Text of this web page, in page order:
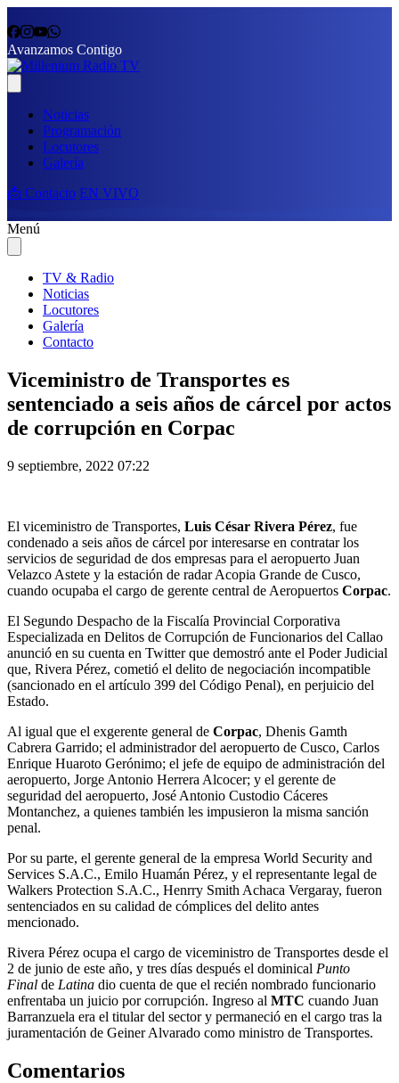
Avanzamos Contigo
Noticias
Programación
Locutores
Galería
📩 Contacto EN VIVO
Menú
TV & Radio
Noticias
Locutores
Galería
Contacto
Viceministro de Transportes es
sentenciado a seis años de cárcel por actos
de corrupción en Corpac
9 septiembre, 2022 07:22
El viceministro de Transportes, Luis César Rivera Pérez, fue
condenado a seis años de cárcel por interesarse en contratar los
servicios de seguridad de dos empresas para el aeropuerto Juan
Velazco Astete y la estación de radar Acopia Grande de Cusco,
cuando ocupaba el cargo de gerente central de Aeropuertos Corpac.
El Segundo Despacho de la Fiscalía Provincial Corporativa
Especializada en Delitos de Corrupción de Funcionarios del Callao
anunció en su cuenta en Twitter que demostró ante el Poder Judicial
que, Rivera Pérez, cometió el delito de negociación incompatible
(sancionado en el artículo 399 del Código Penal), en perjuicio del
Estado.
Al igual que el exgerente general de Corpac, Dhenis Gamth
Cabrera Garrido; el administrador del aeropuerto de Cusco, Carlos
Enrique Huaroto Gerónimo; el jefe de equipo de administración del
aeropuerto, Jorge Antonio Herrera Alcocer; y el gerente de
seguridad del aeropuerto, José Antonio Custodio Cáceres
Montanchez, a quienes también les impusieron la misma sanción
penal.
Por su parte, el gerente general de la empresa World Security and
Services S.A.C., Emilo Huamán Pérez, y el representante legal de
Walkers Protection S.A.C., Henrry Smith Achaca Vergaray, fueron
sentenciados en su calidad de cómplices del delito antes
mencionado.
Rivera Pérez ocupa el cargo de viceministro de Transportes desde el
2 de junio de este año, y tres días después el dominical Punto
Final de Latina dio cuenta de que el recién nombrado funcionario
enfrentaba un juicio por corrupción. Ingreso al MTC cuando Juan
Barranzuela era el titular del sector y permaneció en el cargo tras la
juramentación de Geiner Alvarado como ministro de Transportes.
Comentarios